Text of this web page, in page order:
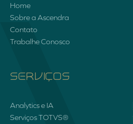
Home
Sobre a Ascendra
Contato
Trabalhe Conosco
SERVIÇOS
Analytics e IA
Serviços TOTVS®